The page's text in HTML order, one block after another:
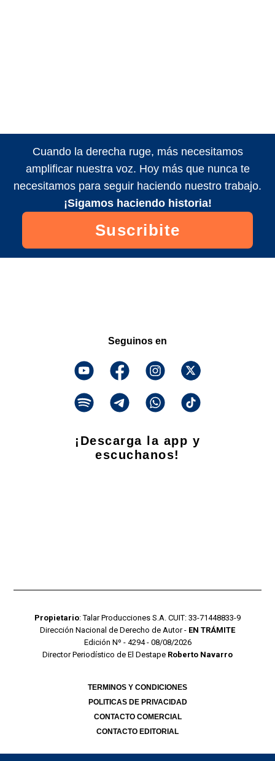
Cuando la derecha ruge, más necesitamos
amplificar nuestra voz. Hoy más que nunca te
necesitamos para seguir haciendo nuestro trabajo.
¡Sigamos haciendo historia!
Suscribite
Seguinos en
¡Descarga la app y
escuchanos!
Propietario: Talar Producciones S.A. CUIT: 33-71448833-9
Dirección Nacional de Derecho de Autor - EN TRÁMITE
Edición Nº - 4294 - 08/08/2026
Director Periodístico de El Destape Roberto Navarro
TERMINOS Y CONDICIONES
POLITICAS DE PRIVACIDAD
CONTACTO COMERCIAL
CONTACTO EDITORIAL